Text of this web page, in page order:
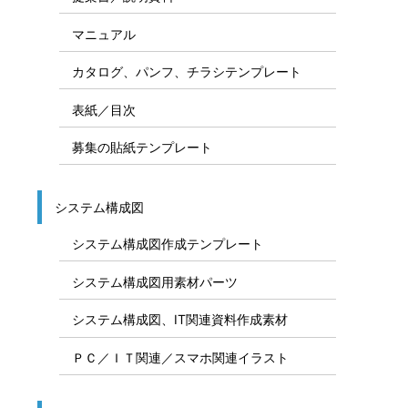
マニュアル
カタログ、パンフ、チラシテンプレート
表紙／目次
募集の貼紙テンプレート
システム構成図
システム構成図作成テンプレート
システム構成図用素材パーツ
システム構成図、IT関連資料作成素材
ＰＣ／ＩＴ関連／スマホ関連イラスト